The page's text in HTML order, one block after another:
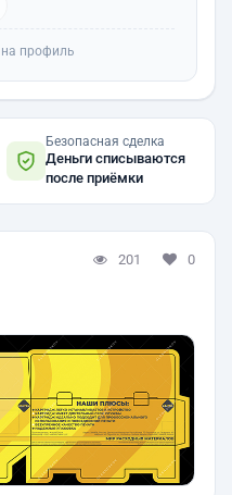
профиль
Безопасная сделка
Деньги списываются
после приёмки
201 0